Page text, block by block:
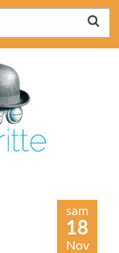
sam
18
Nov